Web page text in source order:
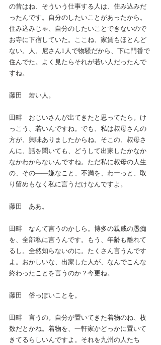
の昔はね、そういう仕事する人は、住み込みだ
ったんです。自分のしたいことがあったから。
住み込みじゃ、自分のしたいことできないので
お寺に下宿していた。ここね、家賃もほとんど
ない。人、尼さん1人で物騒だから、下に門番で
住んでた。よく見たらそれが若い人だったんで
すね。
藤田　若い人。
田畔　おじいさんが出てきたと思ってたら。け
っこう、若いんですね。でも、私は叔母さんの
方が、興味ありましたからね。そこの、叔母さ
んに、話を聞いても、どうして出家したかなか
なかわからないんですね。ただ私に叔母の人生
の、その――嫌なこと、不満を、わーっと、取
り留めもなく私に言うだけなんですよ。
藤田　ああ。
田畔　なんて言うのかしら。博多の親戚の愚痴
を、全部私に言うんです。もう、年齢も離れて
るし。全然知らないのに。たくさん言うんです
よ。おかしいな、出家した人が、なんでこんな
終わったことを言うのか？今更ね。
藤田　俗っぽいことを。
田畔　言うの。自分が置いてきた着物のね、枚
数だとかね。着物を、一軒家かどっかに置いて
きてるらしいんですよ。それを九州の人たち